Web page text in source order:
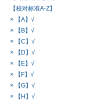
【校对标准A-Z】
× 【A】√
× 【B】√
× 【C】√
× 【D】√
× 【E】√
× 【F】√
× 【G】√
× 【H】√